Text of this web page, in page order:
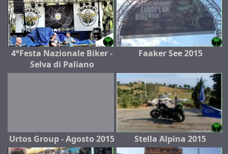
4°Festa Nazionale Biker -
Selva di Paliano
Faaker See 2015
Urtos Group - Agosto 2015 Stella Alpina 2015